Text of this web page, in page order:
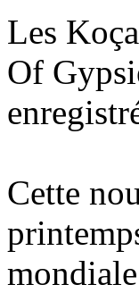
Les
Of
Cette